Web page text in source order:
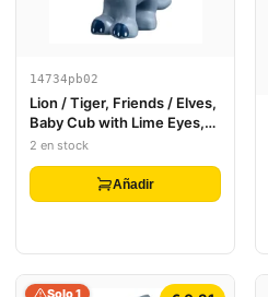
14734pb02
Lion / Tiger, Friends / Elves,
Baby Cub with Lime Eyes,
Dark Pink Nose, Dark Blue
Paws and White Face
Decorations Pattern (Enki)
2 en stock
Añadir
Solo 1